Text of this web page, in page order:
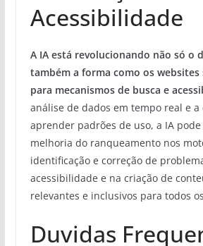
Acessibilidade
A IA está revolucionando não só o
também a forma como os
para mecanismos de busca e
análise de dados em tempo real e a
aprender padrões de uso, a IA
melhoria do ranqueamento nos
identificação e correção de
acessibilidade e na criação de
relevantes e inclusivos para todos
Duvidas